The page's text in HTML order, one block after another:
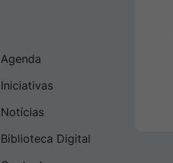
Agenda
Iniciativas
Notícias
Biblioteca Digital